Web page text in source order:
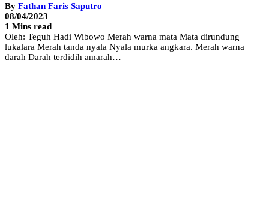
By Fathan Faris Saputro
08/04/2023
1 Mins read
Oleh: Teguh Hadi Wibowo Merah warna mata Mata dirundung
lukalara Merah tanda nyala Nyala murka angkara. Merah warna
darah Darah terdidih amarah…